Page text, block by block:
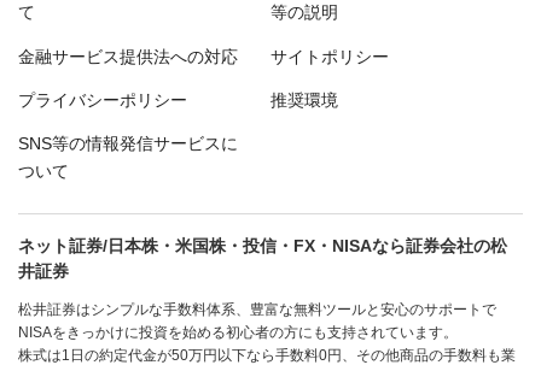
て 等の説明
金融サービス提供法への対応 サイトポリシー
プライバシーポリシー 推奨環境
SNS等の情報発信サービスに
ついて
ネット証券/日本株・米国株・投信・FX・NISAなら証券会社の松
井証券
松井証券はシンプルな手数料体系、豊富な無料ツールと安心のサポートで
NISAをきっかけに投資を始める初心者の方にも支持されています。
株式は1日の約定代金が50万円以下なら手数料0円、その他商品の手数料も業